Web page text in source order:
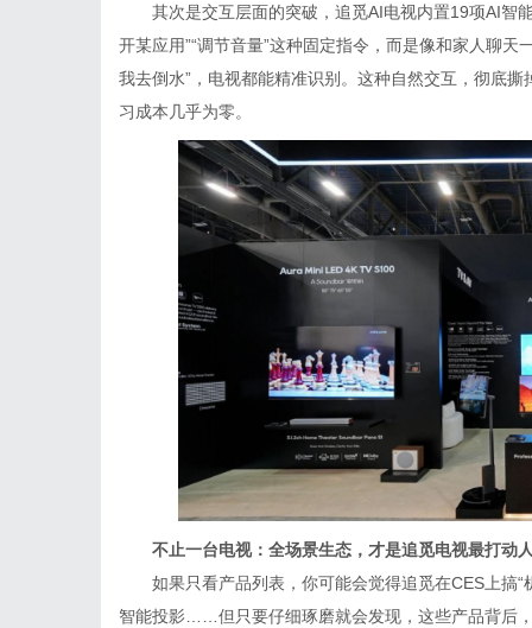
其次是交互层面的突破，追觅AI电视内置19项AI智
开某应用”“调节音量”这种固定指令，而是像和家人聊天
我去倒水”，电视都能精准识别。这种自然交互，彻底
习成本几乎为零。
不止一台电视：全场景生态，才是追觅电视最打动
如果只看产品列表，你可能会觉得追觅在CES上搞
智能投影……但只要仔细琢磨就会发现，这些产品背后